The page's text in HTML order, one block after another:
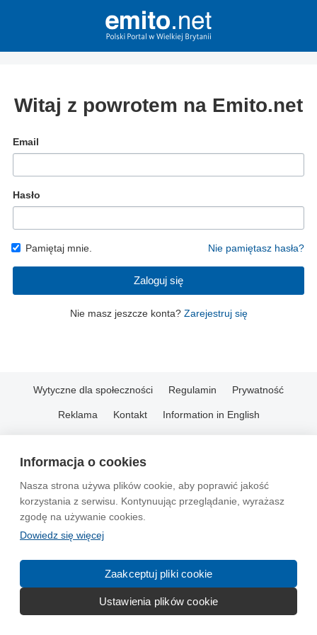
Informacja o cookies
Nasza strona używa plików cookie, aby poprawić jakość
korzystania z serwisu. Kontynuując przeglądanie, wyrażasz
zgodę na używanie cookies.
Dowiedz się więcej
Zaakceptuj pliki cookie
Ustawienia plików cookie
Witaj z powrotem na Emito.net
Email
Hasło
Pamiętaj mnie. Nie pamiętasz hasła?
Zaloguj się
Nie masz jeszcze konta? Zarejestruj się
Wytyczne dla społeczności Regulamin Prywatność
Reklama Kontakt Information in English